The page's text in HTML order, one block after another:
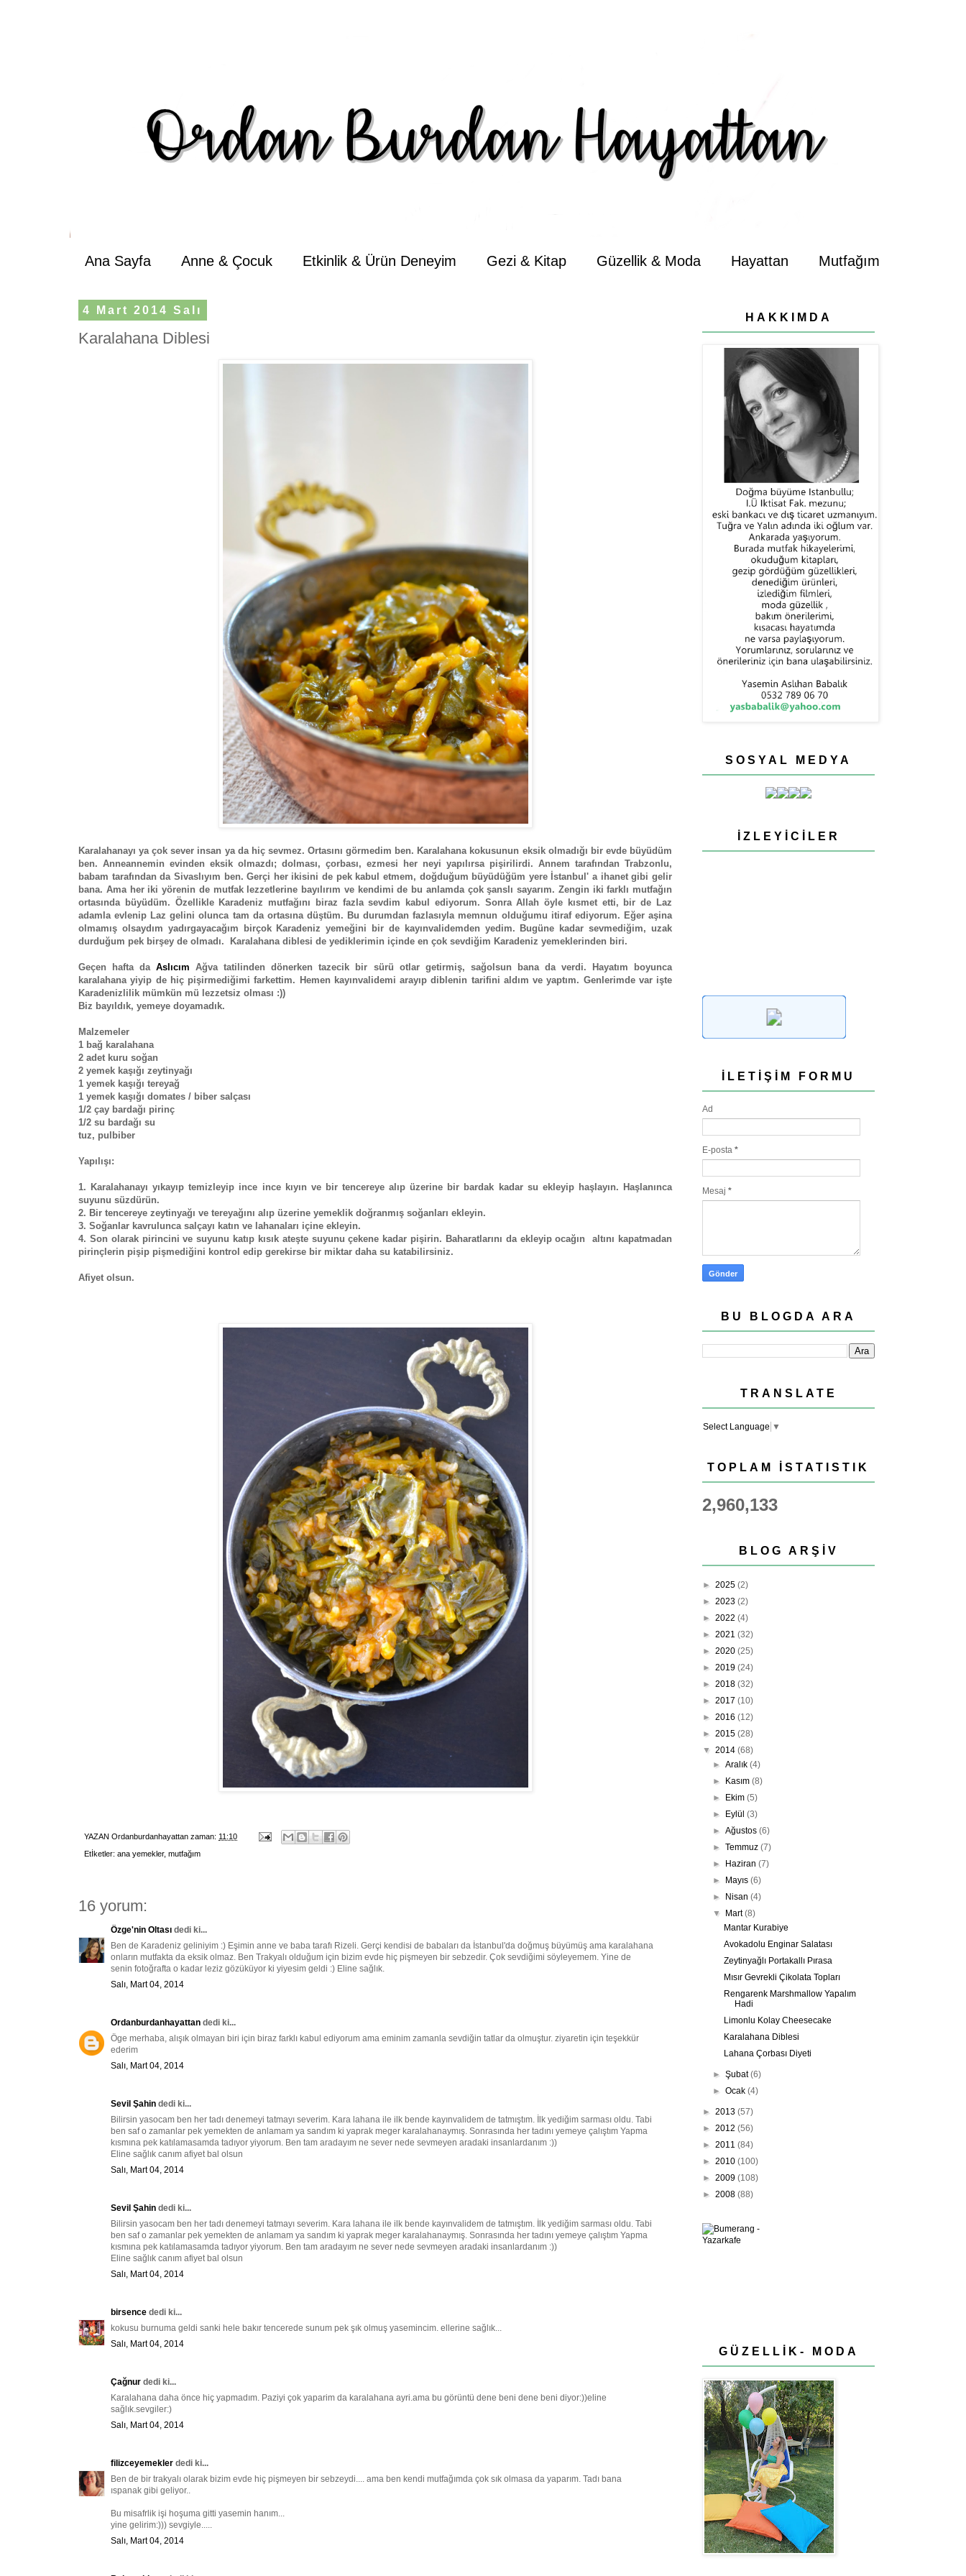
Ana Sayfa Anne & Çocuk Etkinlik & Ürün Deneyim Gezi & Kitap Güzellik & Moda Hayattan Mutfağım
4 Mart 2014 Salı
Karalahana Diblesi
Karalahanayı ya çok sever insan ya da hiç sevmez. Ortasını görmedim ben. Karalahana kokusunun eksik olmadığı bir evde büyüdüm
ben. Anneannemin evinden eksik olmazdı; dolması, çorbası, ezmesi her neyi yapılırsa pişirilirdi. Annem tarafından Trabzonlu,
babam tarafından da Sivaslıyım ben. Gerçi her ikisini de pek kabul etmem, doğduğum büyüdüğüm yere İstanbul' a ihanet gibi gelir
bana. Ama her iki yörenin de mutfak lezzetlerine bayılırım ve kendimi de bu anlamda çok şanslı sayarım. Zengin iki farklı mutfağın
ortasında büyüdüm. Özellikle Karadeniz mutfağını biraz fazla sevdim kabul ediyorum. Sonra Allah öyle kısmet etti, bir de Laz
adamla evlenip Laz gelini olunca tam da ortasına düştüm. Bu durumdan fazlasıyla memnun olduğumu itiraf ediyorum. Eğer aşina
olmamış olsaydım yadırgayacağım birçok Karadeniz yemeğini bir de kayınvalidemden yedim. Bugüne kadar sevmediğim, uzak
durduğum pek birşey de olmadı. Karalahana diblesi de yediklerimin içinde en çok sevdiğim Karadeniz yemeklerinden biri.
Geçen hafta daAslıcım Ağva tatilinden dönerken tazecik bir sürü otlar getirmiş, sağolsun bana da verdi. Hayatım boyunca
karalahana yiyip de hiç pişirmediğimi farkettim. Hemen kayınvalidemi arayıp diblenin tarifini aldım ve yaptım. Genlerimde var işte
Karadenizlilik mümkün mü lezzetsiz olması :))
Biz bayıldık, yemeye doyamadık.
Malzemeler
1 bağ karalahana
2 adet kuru soğan
2 yemek kaşığı zeytinyağı
1 yemek kaşığı tereyağ
1 yemek kaşığı domates / biber salçası
1/2 çay bardağı pirinç
1/2 su bardağı su
tuz, pulbiber
Yapılışı:
1. Karalahanayı yıkayıp temizleyip ince ince kıyın ve bir tencereye alıp üzerine bir bardak kadar su ekleyip haşlayın. Haşlanınca
suyunu süzdürün.
2. Bir tencereye zeytinyağı ve tereyağını alıp üzerine yemeklik doğranmış soğanları ekleyin.
3. Soğanlar kavrulunca salçayı katın ve lahanaları içine ekleyin.
4. Son olarak pirincini ve suyunu katıp kısık ateşte suyunu çekene kadar pişirin. Baharatlarını da ekleyip ocağın altını kapatmadan
pirinçlerin pişip pişmediğini kontrol edip gerekirse bir miktar daha su katabilirsiniz.
Afiyet olsun.
YAZAN Ordanburdanhayattan zaman: 11:10
Etİketler: ana yemekler, mutfağım
16 yorum:
Özge'nin Oltası dedi ki...
Ben de Karadeniz geliniyim :) Eşimin anne ve baba tarafı Rizeli. Gerçi kendisi de babaları da İstanbul'da doğmuş büyümüş ama karalahana
onların mutfakta da eksik olmaz. Ben Trakyalı olduğum için bizim evde hiç pişmeyen bir sebzedir. Çok sevdiğimi söyleyemem. Yine de
senin fotoğrafta o kadar leziz gözüküyor ki yiyesim geldi :) Eline sağlık.
Salı, Mart 04, 2014
Ordanburdanhayattan dedi ki...
Öge merhaba, alışık olmayan biri için biraz farklı kabul ediyorum ama eminim zamanla sevdiğin tatlar da olmuştur. ziyaretin için teşekkür
ederim
Salı, Mart 04, 2014
Sevil Şahin dedi ki...
Bilirsin yasocam ben her tadı denemeyi tatmayı severim. Kara lahana ile ilk bende kayınvalidem de tatmıştım. İlk yediğim sarması oldu. Tabi
ben saf o zamanlar pek yemekten de anlamam ya sandım ki yaprak meger karalahanaymış. Sonrasında her tadını yemeye çalıştım Yapma
kısmına pek katılamasamda tadıyor yiyorum. Ben tam aradayım ne sever nede sevmeyen aradaki insanlardanım :))
Eline sağlık canım afiyet bal olsun
Salı, Mart 04, 2014
Sevil Şahin dedi ki...
Bilirsin yasocam ben her tadı denemeyi tatmayı severim. Kara lahana ile ilk bende kayınvalidem de tatmıştım. İlk yediğim sarması oldu. Tabi
ben saf o zamanlar pek yemekten de anlamam ya sandım ki yaprak meger karalahanaymış. Sonrasında her tadını yemeye çalıştım Yapma
kısmına pek katılamasamda tadıyor yiyorum. Ben tam aradayım ne sever nede sevmeyen aradaki insanlardanım :))
Eline sağlık canım afiyet bal olsun
Salı, Mart 04, 2014
birsence dedi ki...
kokusu burnuma geldi sanki hele bakır tencerede sunum pek şık olmuş yasemincim. ellerine sağlık...
Salı, Mart 04, 2014
Çağnur dedi ki...
Karalahana daha önce hiç yapmadım. Paziyi çok yaparim da karalahana ayri.ama bu görüntü dene beni dene beni diyor:))eline
sağlık.sevgiler:)
Salı, Mart 04, 2014
filizceyemekler dedi ki...
Ben de bir trakyalı olarak bizim evde hiç pişmeyen bir sebzeydi.... ama ben kendi mutfağımda çok sık olmasa da yaparım. Tadı bana
ıspanak gibi geliyor..
Bu misafrlik işi hoşuma gitti yasemin hanım...
yine gelirim:))) sevgiyle.....
Salı, Mart 04, 2014
HAKKIMDA
SOSYAL MEDYA
İZLEYICILER
İLETIŞIM FORMU
Ad
E-posta *
Mesaj *
BU BLOGDA ARA
TRANSLATE
Select Language ▼
TOPLAM İSTATISTIK
2,960,133
BLOG ARŞIV
► 2025 (2)
► 2023 (2)
► 2022 (4)
► 2021 (32)
► 2020 (25)
► 2019 (24)
► 2018 (32)
► 2017 (10)
► 2016 (12)
► 2015 (28)
▼ 2014 (68)
►Aralık(4)
► Kasım(8)
► Ekim(5)
► Eylül(3)
►Ağustos(6)
►Temmuz(7)
► Haziran(7)
► Mayıs(6)
► Nisan(4)
▼ Mart(8)
Mantar Kurabiye
Avokadolu Enginar Salatası
Zeytinyağlı Portakallı Pırasa
Mısır Gevrekli Çikolata Topları
Rengarenk Marshmallow Yapalım
Hadi
Limonlu Kolay Cheesecake
Karalahana Diblesi
Lahana Çorbası Diyeti
►Şubat(6)
►Ocak(4)
► 2013 (57)
► 2012 (56)
► 2011 (84)
► 2010 (100)
► 2009 (108)
► 2008 (88)
GÜZELLİK- MODA